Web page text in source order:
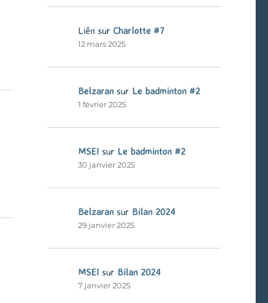
Liên sur Charlotte #7
12 mars 2025
Belzaransur Le badminton #2
1 février 2025
MSEIsur Le badminton #2
30 janvier 2025
Belzaransur Bilan 2024
29 janvier 2025
MSEIsur Bilan 2024
7 janvier 2025